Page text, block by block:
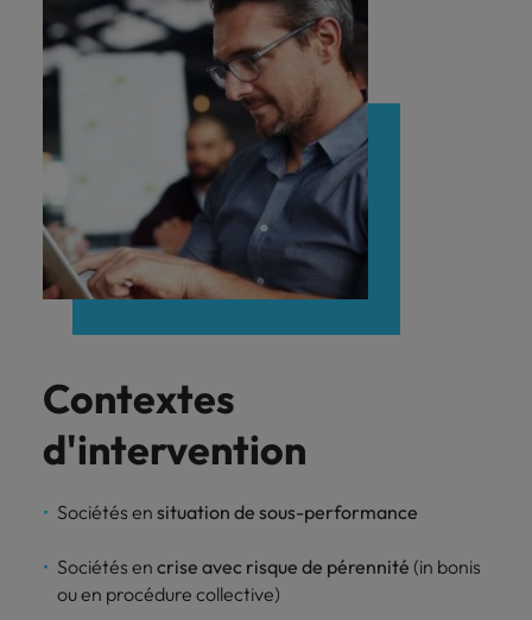
Contextes
d'intervention
Sociétés en situation de sous-performance
Sociétés en crise avec risque de pérennité (in bonis
ou en procédure collective)